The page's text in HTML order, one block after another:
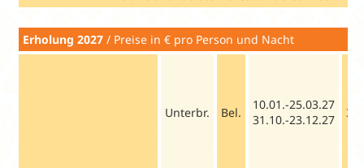
Erholung 2027 / Preise in € pro Person und Nacht
Unterbr. Bel.
10.01.-25.03.27
31.10.-23.12.27